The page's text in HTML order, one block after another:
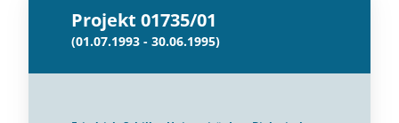
Projekt 01735/01
(01.07.1993 - 30.06.1995)